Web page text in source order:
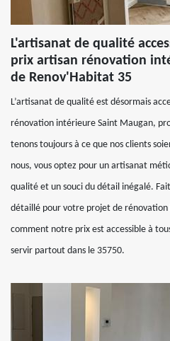
L'artisanat de qualité
prix artisan rénovation
de Renov'Habitat 35
L’artisanat de qualité est désormais
rénovation intérieure Saint Maugan,
tenons toujours à ce que nos clients
nous, vous optez pour un artisanat
qualité et un souci du détail inégalé.
détaillé pour votre projet de
comment notre prix est accessible à
servir partout dans le 35750.